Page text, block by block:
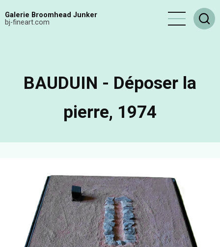
auGalerie Broomhead Junker
bj-fineart.com
BAUDUIN - Déposer la
pierre, 1974